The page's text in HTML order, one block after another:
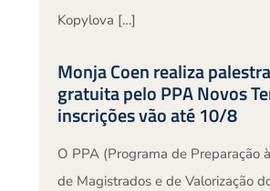
Kopylova […]
Monja Coen realiza
gratuita pelo PPA Novos
inscrições vão até 10/8
O PPA (Programa de Preparação
de Magistrados e de Valorização